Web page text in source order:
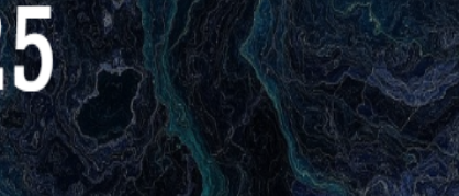
Novas Normas do Banco Central
é obrigação legal com fiscalização rígida sobre Teste de